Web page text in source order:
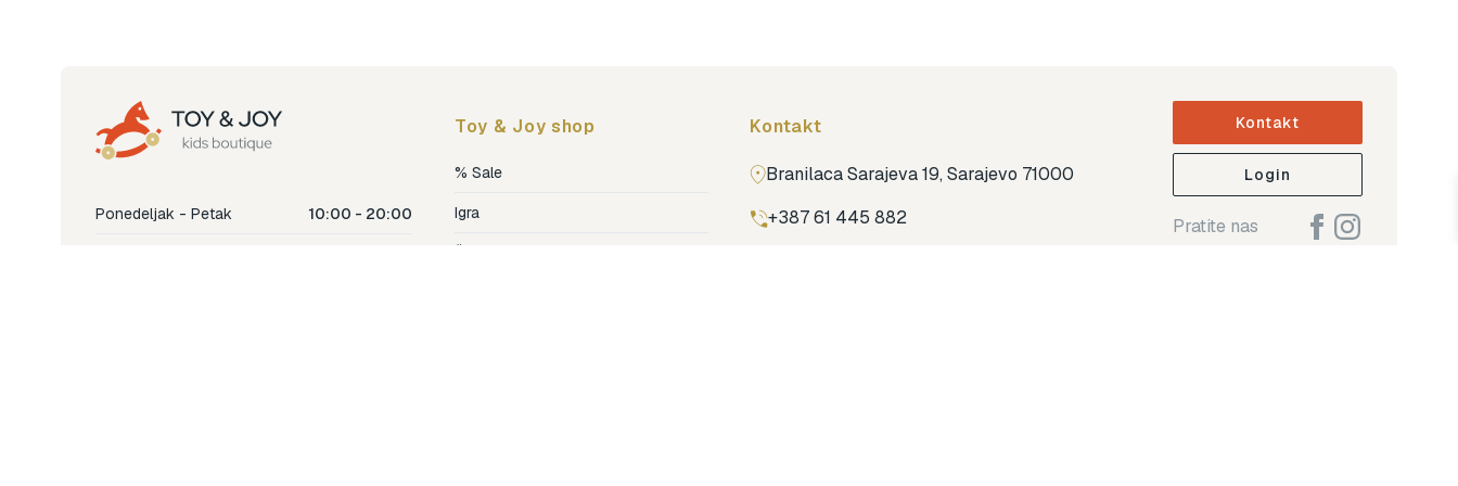
Ponedeljak - Petak 10:00 - 20:00
Toy & Joy shop
% Sale
Igra
Kontakt
Branilaca Sarajeva 19, Sarajevo 71000
+387 61 445 882
Kontakt
Login
Pratite nas